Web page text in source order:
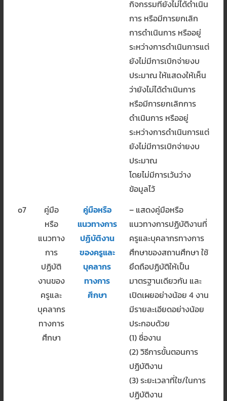
กิจกรรมที่ยังไม่ได้ดำเนิน
การ หรือมีการยกเลิก
การดำเนินการ หรืออยู่
ระหว่างการดำเนินการแต่
ยังไม่มีการเบิกจ่ายงบ
ประมาณ ให้แสดงให้เห็น
ว่ายังไม่ได้ดำเนินการ
หรือมีการยกเลิกการ
ดำเนินการ หรืออยู่
ระหว่างการดำเนินการแต่
ยังไม่มีการเบิกจ่ายงบ
ประมาณ
โดยไม่มีการเว้นว่าง
ข้อมูลไว้
o7
คู่มือ
หรือ
แนวทาง
การ
ปฏิบัติ
งานของ
ครูและ
บุคลากร
ทางการ
ศึกษา
คู่มือหรือ
แนวทางการ
ปฏิบัติงาน
ของครูและ
บุคลากร
ทางการ
ศึกษา
– แสดงคู่มือหรือ
แนวทางการปฏิบัติงานที่
ครูและบุคลากรทางการ
ศึกษาของสถานศึกษา ใช้
ยึดถือปฏิบัติให้เป็น
มาตรฐานเดียวกัน และ
เปิดเผยอย่างน้อย 4 งาน
มีรายละเอียดอย่างน้อย
ประกอบด้วย
(1) ชื่องาน
(2) วิธีการขั้นตอนการ
ปฏิบัติงาน
(3) ระยะเวลาที่ใช/ในการ
ปฏิบัติงาน